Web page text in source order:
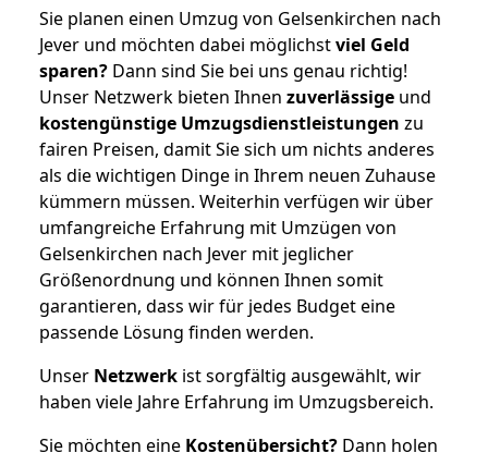
Sie planen einen Umzug von Gelsenkirchen nach
Jever und möchten dabei möglichstviel Geld
sparen? Dann sind Sie bei uns genau richtig!
Unser Netzwerk bieten Ihnen zuverlässige und
kostengünstige Umzugsdienstleistungen zu
fairen Preisen, damit Sie sich um nichts anderes
als die wichtigen Dinge in Ihrem neuen Zuhause
kümmern müssen. Weiterhin verfügen wir über
umfangreiche Erfahrung mit Umzügen von
Gelsenkirchen nach Jever mit jeglicher
Größenordnung und können Ihnen somit
garantieren, dass wir für jedes Budget eine
passende Lösung finden werden.
Unser Netzwerk ist sorgfältig ausgewählt, wir
haben viele Jahre Erfahrung im Umzugsbereich.
Sie möchten eine Kostenübersicht? Dann holen